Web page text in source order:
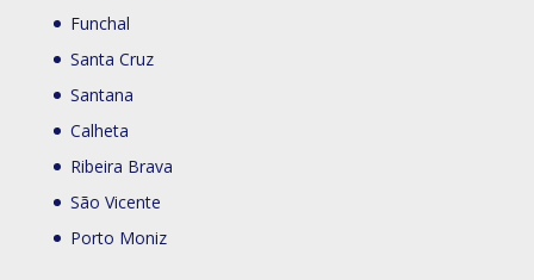
Funchal
Santa Cruz
Santana
Calheta
Ribeira Brava
São Vicente
Porto Moniz